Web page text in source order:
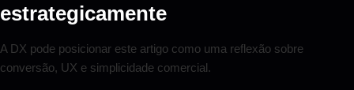
estrategicamente
A DX pode posicionar este artigo como uma reflexão sobre
conversão, UX e simplicidade comercial.